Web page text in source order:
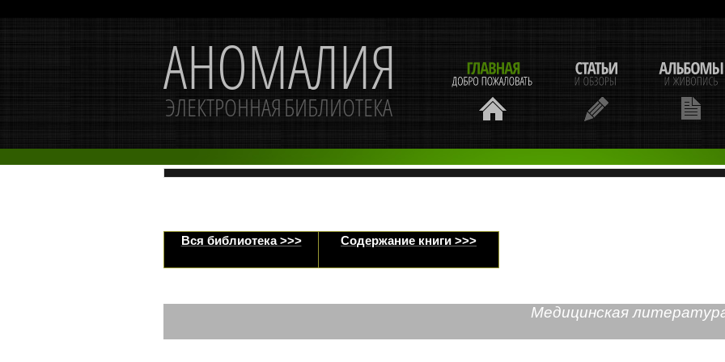
Вся библиотека >>> Содержание книги >>>
Медицинская